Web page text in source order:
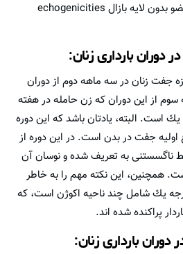
نرمال قرار داشته باشد، این عضو بدون لایه بازال echogenicities
بارداری زنان:
جفت زنان در سه ماهه دوم از دوران
سوم از اين دوران که زن حامله در هفته
درجه يك است. البته، يادتان باشد كه این دوره
اولیه جفت در بدن است. در این دوره از
ناگسستنی به تعریف شده و نوسان آن
همچنین، اين نكته مهم را به خاطر
يك شامل چند ناحیه اکوژن است، كه
پراکنده شده اند.
بارداری زنان: